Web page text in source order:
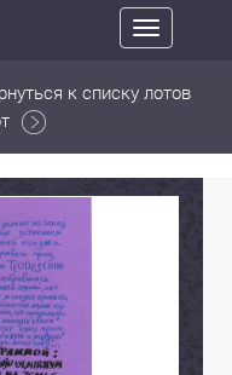
Toggle
navigation
к списку лотов